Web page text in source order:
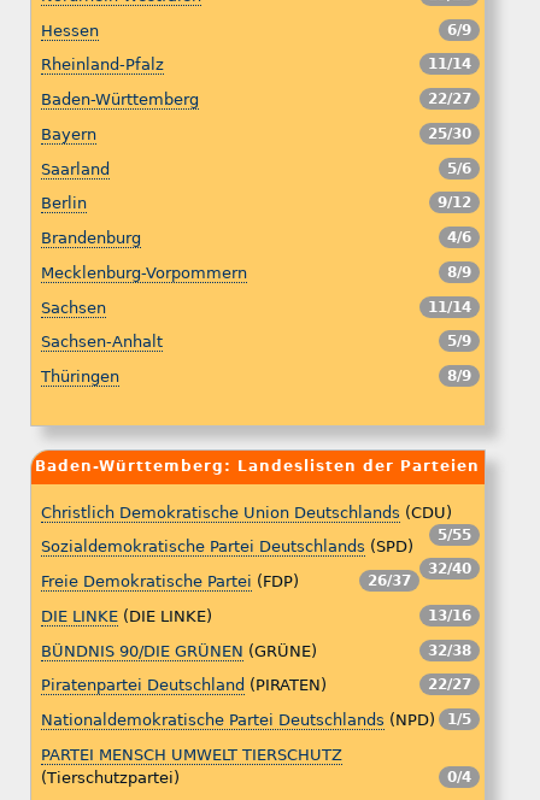
Hessen 6/9
Rheinland-Pfalz 11/14
Baden-Württemberg 22/27
Bayern 25/30
Saarland 5/6
Berlin 9/12
Brandenburg 4/6
Mecklenburg-Vorpommern 8/9
Sachsen 11/14
Sachsen-Anhalt 5/9
Thüringen 8/9
Baden-Württemberg: Landeslisten der Parteien
Christlich Demokratische Union Deutschlands (CDU)
5/55
Sozialdemokratische Partei Deutschlands (SPD)
32/40
Freie Demokratische Partei (FDP) 26/37
DIE LINKE (DIE LINKE) 13/16
BÜNDNIS 90/DIE GRÜNEN (GRÜNE) 32/38
Piratenpartei Deutschland (PIRATEN) 22/27
Nationaldemokratische Partei Deutschlands (NPD) 1/5
PARTEI MENSCH UMWELT TIERSCHUTZ
(Tierschutzpartei)
0/4